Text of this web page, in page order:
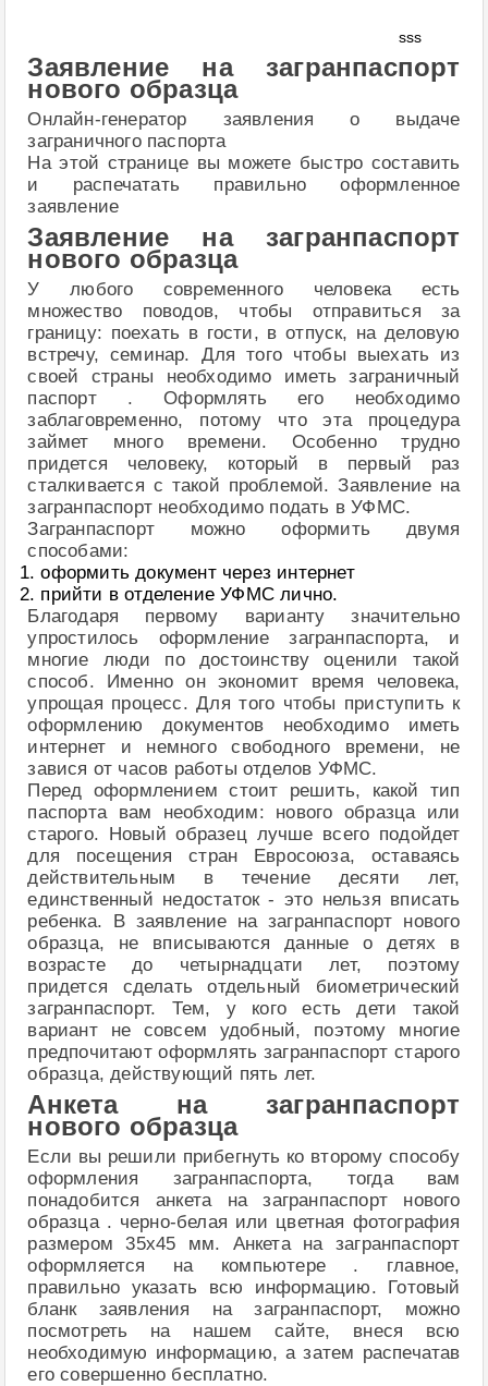
sss
Заявление на загранпаспорт
нового образца
Онлайн-генератор заявления о выдаче
заграничного паспорта
На этой странице вы можете быстро составить
и распечатать правильно оформленное
заявление
Заявление на загранпаспорт
нового образца
У любого современного человека есть
множество поводов, чтобы отправиться за
границу: поехать в гости, в отпуск, на деловую
встречу, семинар. Для того чтобы выехать из
своей страны необходимо иметь заграничный
паспорт . Оформлять его необходимо
заблаговременно, потому что эта процедура
займет много времени. Особенно трудно
придется человеку, который в первый раз
сталкивается с такой проблемой. Заявление на
загранпаспорт необходимо подать в УФМС.
Загранпаспорт можно оформить двумя
способами:
оформить документ через интернет
прийти в отделение УФМС лично.
Благодаря первому варианту значительно
упростилось оформление загранпаспорта, и
многие люди по достоинству оценили такой
способ. Именно он экономит время человека,
упрощая процесс. Для того чтобы приступить к
оформлению документов необходимо иметь
интернет и немного свободного времени, не
завися от часов работы отделов УФМС.
Перед оформлением стоит решить, какой тип
паспорта вам необходим: нового образца или
старого. Новый образец лучше всего подойдет
для посещения стран Евросоюза, оставаясь
действительным в течение десяти лет,
единственный недостаток - это нельзя вписать
ребенка. В заявление на загранпаспорт нового
образца, не вписываются данные о детях в
возрасте до четырнадцати лет, поэтому
придется сделать отдельный биометрический
загранпаспорт. Тем, у кого есть дети такой
вариант не совсем удобный, поэтому многие
предпочитают оформлять загранпаспорт старого
образца, действующий пять лет.
Анкета на загранпаспорт
нового образца
Если вы решили прибегнуть ко второму способу
оформления загранпаспорта, тогда вам
понадобится анкета на загранпаспорт нового
образца . черно-белая или цветная фотография
размером 35x45 мм. Анкета на загранпаспорт
оформляется на компьютере . главное,
правильно указать всю информацию. Готовый
бланк заявления на загранпаспорт, можно
посмотреть на нашем сайте, внеся всю
необходимую информацию, а затем распечатав
его совершенно бесплатно.